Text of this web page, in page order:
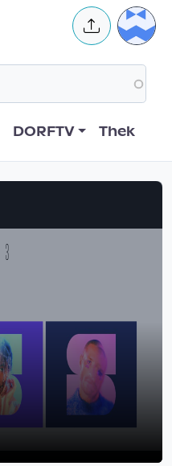
User
DORFTV Thek